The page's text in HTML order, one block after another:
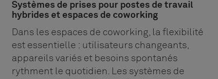
Systèmes de prises pour postes de travail
hybrides et espaces de coworking
Dans les espaces de coworking, la flexibilité
est essentielle : utilisateurs changeants,
appareils variés et besoins spontanés
rythment le quotidien. Les systèmes de